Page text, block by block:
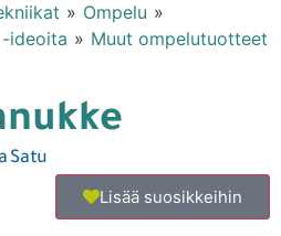
» Ompelu »
ideoita » Muut ompelutuotteet
Satu
Lisää suosikkeihin